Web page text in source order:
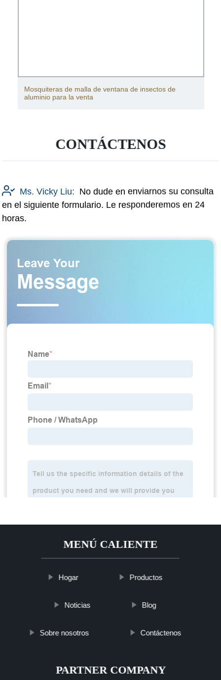
Mosquiteras de malla de ventana de insectos de
aluminio para la venta
CONTÁCTENOS
Ms. Vicky Liu: No dude en enviarnos su consulta
en el siguiente formulario. Le responderemos en 24
horas.
MENÚ CALIENTE
Hogar Productos
Noticias Blog
Sobre nosotros Contáctenos
PARTNER COMPANY